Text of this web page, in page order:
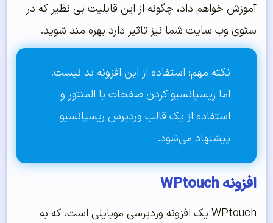
آموزش خواهم داد، چگونه از این قابلیت بی نظیر که در
سئوی وب سایت شما نیز تاثیر دارد بهره مند شوید.
نکته مهم: استفاده از این افزونه بد نیست.
اما ریسپانسیو کردن صفحات با المنتور و
استفاده از یکقالب وردپرس ریسپانسیو
پیشنهاد می‌شود.
افزونه WPtouch
WPtouch یک افزونه وردپرسی موبایلی است، که به